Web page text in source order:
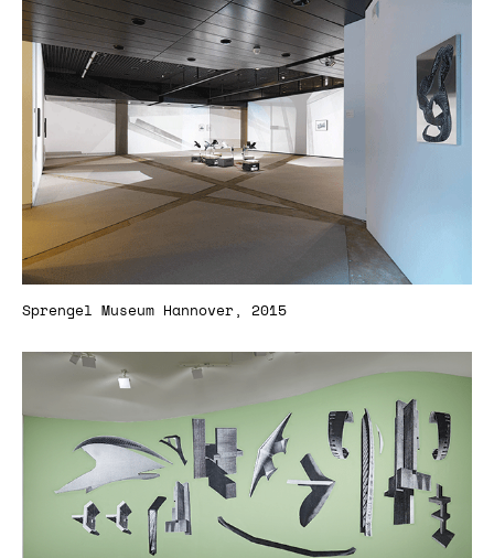
Sprengel Museum Hannover, 2015